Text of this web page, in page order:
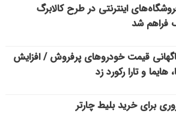
اینترنتی در طرح کالابرگ
فراهم شد
قیمت خودروهای پرفروش / افزایش
و تارا رکورد زد
برای خرید بلیط چارتر